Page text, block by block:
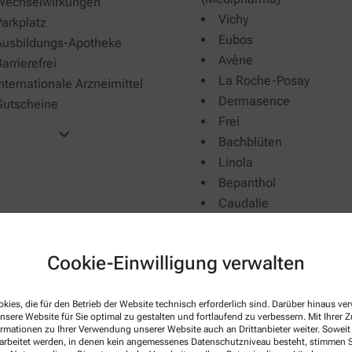
Cookie-Einwilligung verwalten
die für den Betrieb der Website technisch erforderlich sind. Darüber hinaus
Website für Sie optimal zu gestalten und fortlaufend zu verbessern. Mit Ihrer
zu Ihrer Verwendung unserer Website auch an Drittanbieter weiter. Soweit
werden, in denen kein angemessenes Datenschutzniveau besteht, stimmen
Apotheke
Arzneimittel
Vichy
Eubos
Avène
La Roche-Posay
Dermasence
Frei
Bachblüten
Linola
Bepanthol
Caudalie
Ladival
Orthomol
Wala
Anthroposophie